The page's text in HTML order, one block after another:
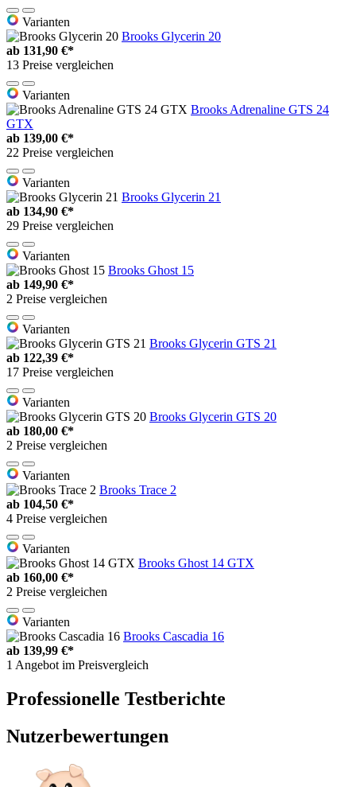
Varianten
Brooks Glycerin 20
ab 131,90 €*
13 Preise vergleichen
Varianten
Brooks Adrenaline GTS 24
GTX
ab 139,00 €*
22 Preise vergleichen
Varianten
Brooks Glycerin 21
ab 134,90 €*
29 Preise vergleichen
Varianten
Brooks Ghost 15
ab 149,90 €*
2 Preise vergleichen
Varianten
Brooks Glycerin GTS 21
ab 122,39 €*
17 Preise vergleichen
Varianten
Brooks Glycerin GTS 20
ab 180,00 €*
2 Preise vergleichen
Varianten
Brooks Trace 2
ab 104,50 €*
4 Preise vergleichen
Varianten
Brooks Ghost 14 GTX
ab 160,00 €*
2 Preise vergleichen
Varianten
Brooks Cascadia 16
ab 139,99 €*
1 Angebot im Preisvergleich
Professionelle Testberichte
Nutzerbewertungen